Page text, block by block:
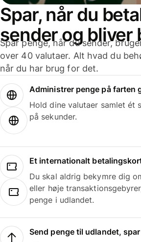
Spar, når du
sender og bliver
Spar penge, når du sender,
over 40 valutaer. Alt hvad du
når du har brug for det.
Administrer penge på farten
Hold dine valutaer samlet ét
på sekunder.
Et internationalt
Du skal aldrig bekymre dig
eller høje
penge i udlandet.
Send penge til udlandet,